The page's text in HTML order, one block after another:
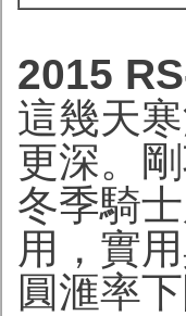
2015
這幾天
更深。
冬季騎
用，實
圓滙率